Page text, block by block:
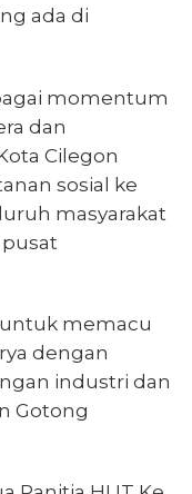
ada di
momentum
dan
Cilegon
sosial ke
masyarakat
memacu
dengan
industri dan
Gotong